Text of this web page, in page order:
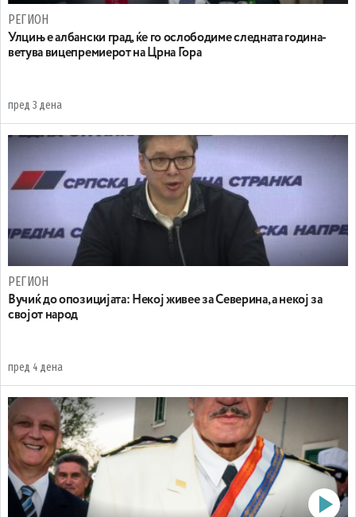
РЕГИОН
Улцињ е албански град, ќе го ослободиме следната година-
ветува вицепремиерот на Црна Гора
пред 3 дена
РЕГИОН
Вучиќ до опозицијата: Некој живее за Северина, а некој за
својот народ
пред 4 дена